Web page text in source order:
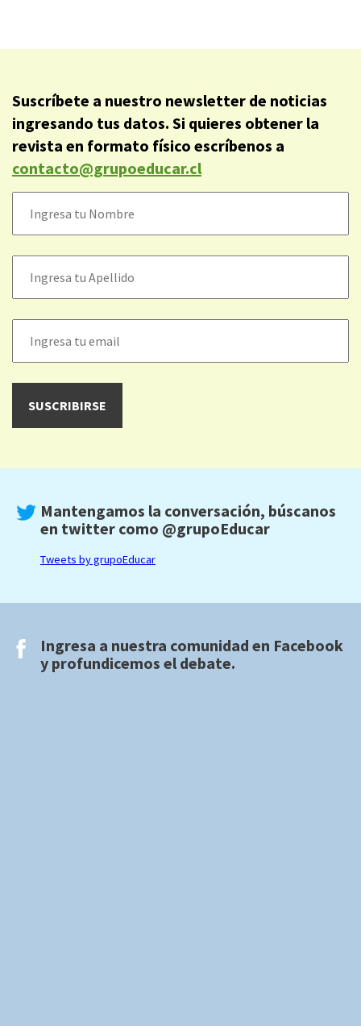
Suscríbete a nuestro newsletter de noticias
ingresando tus datos. Si quieres obtener la
revista en formato físico escríbenos a
contacto@grupoeducar.cl
Mantengamos la conversación, búscanos
en twitter como @grupoEducar
Tweets by grupoEducar
Ingresa a nuestra comunidad en Facebook
y profundicemos el debate.